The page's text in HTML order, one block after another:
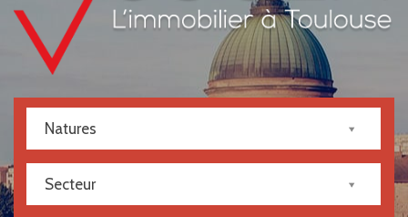
Natures
Secteur